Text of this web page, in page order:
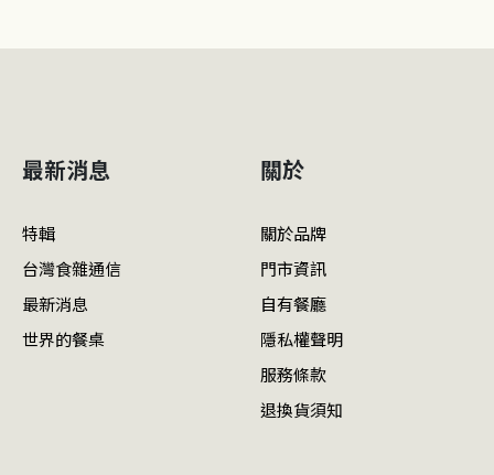
最新消息
特輯
台灣食雜通信
最新消息
世界的餐桌
關於
關於品牌
門市資訊
自有餐廳
隱私權聲明
服務條款
退換貨須知